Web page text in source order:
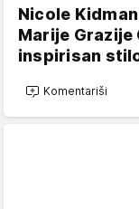
Nicole
Marije Grazije
inspirisan
Komentariši